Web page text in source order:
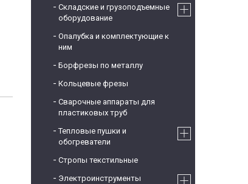
Складские и грузоподъемные
оборудование
Опалубка и комплектующие к
ним
Борфрезы по металлу
Кольцевые фрезы
Сварочные аппараты для
пластиковых труб
Тепловые пушки и
обогреватели
Стропы текстильные
Электроинструменты